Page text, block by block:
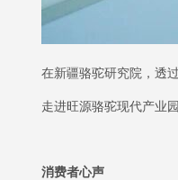
在新疆骆驼研究院，透
走进旺源骆驼现代产业
消费者心声